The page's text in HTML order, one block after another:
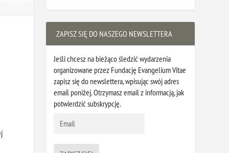
ZAPISZ SIĘ DO NASZEGO NEWSLETTERA
Jeśli chcesz na bieżąco śledzić wydarzenia
organizowane przez Fundację Evangelium Vitae
zapisz się do newslettera, wpisując swój adres
email poniżej. Otrzymasz email z informacją, jak
potwierdzić subskrypcję.